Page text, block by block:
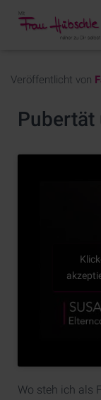
Veröffentlicht von
Wo steh ich als